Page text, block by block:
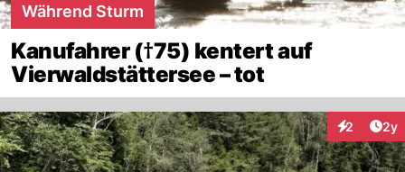
Während Sturm
Kanufahrer (†75) kentert auf
Vierwaldstättersee – tot
2 2y